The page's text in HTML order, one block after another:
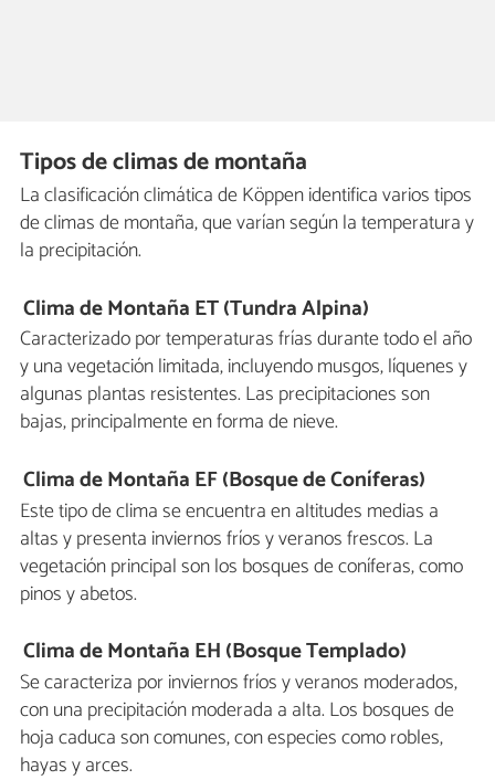
Tipos de climas de montaña
La clasificación climática de Köppen identifica varios tipos
de climas de montaña, que varían según la temperatura y
la precipitación.
Clima de Montaña ET (Tundra Alpina)
Caracterizado por temperaturas frías durante todo el año
y una vegetación limitada, incluyendo musgos, líquenes y
algunas plantas resistentes. Las precipitaciones son
bajas, principalmente en forma de nieve.
Clima de Montaña EF (Bosque de Coníferas)
Este tipo de clima se encuentra en altitudes medias a
altas y presenta inviernos fríos y veranos frescos. La
vegetación principal son los bosques de coníferas, como
pinos y abetos.
Clima de Montaña EH (Bosque Templado)
Se caracteriza por inviernos fríos y veranos moderados,
con una precipitación moderada a alta. Los bosques de
hoja caduca son comunes, con especies como robles,
hayas y arces.